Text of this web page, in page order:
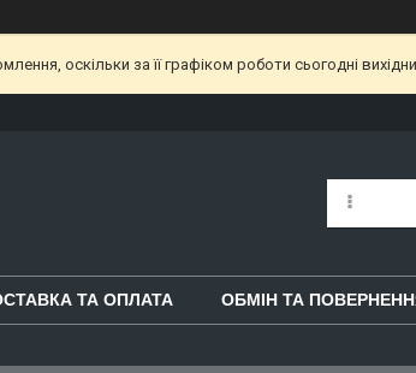
оскільки за її графіком роботи сьогодні
ТА ОПЛАТА ОБМІН ТА